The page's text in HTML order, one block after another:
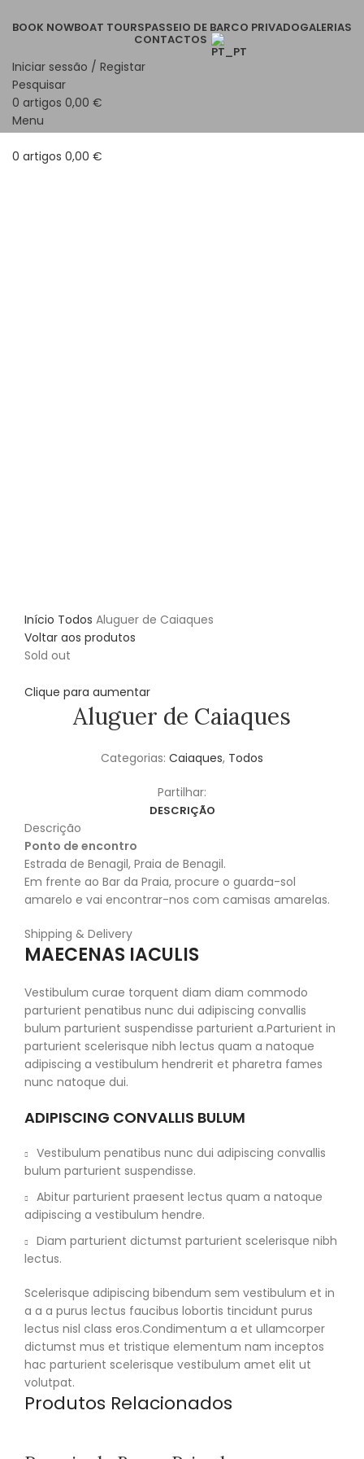
BOOK NOWBOAT TOURSPASSEIO DE BARCO PRIVADOGALERIAS
CONTACTOS
Iniciar sessão / Registar
Pesquisar
0 artigos 0,00 €
Menu
0 artigos 0,00 €
Início Todos Aluguer de Caiaques
Voltar aos produtos
Sold out
Clique para aumentar
Aluguer de Caiaques
Categorias: Caiaques, Todos
Partilhar:
DESCRIÇÃO
Descrição
Ponto de encontro
Estrada de Benagil, Praia de Benagil.
Em frente ao Bar da Praia, procure o guarda-sol
amarelo e vai encontrar-nos com camisas amarelas.
Shipping & Delivery
MAECENAS IACULIS
Vestibulum curae torquent diam diam commodo
parturient penatibus nunc dui adipiscing convallis
bulum parturient suspendisse parturient a.Parturient in
parturient scelerisque nibh lectus quam a natoque
adipiscing a vestibulum hendrerit et pharetra fames
nunc natoque dui.
ADIPISCING CONVALLIS BULUM
Vestibulum penatibus nunc dui adipiscing convallis
bulum parturient suspendisse.
Abitur parturient praesent lectus quam a natoque
adipiscing a vestibulum hendre.
Diam parturient dictumst parturient scelerisque nibh
lectus.
Scelerisque adipiscing bibendum sem vestibulum et in
a a a purus lectus faucibus lobortis tincidunt purus
lectus nisl class eros.Condimentum a et ullamcorper
dictumst mus et tristique elementum nam inceptos
hac parturient scelerisque vestibulum amet elit ut
volutpat.
Produtos Relacionados